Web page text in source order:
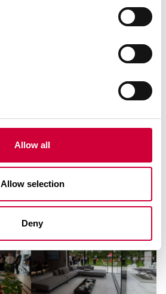
Allow all
Allow selection
Deny